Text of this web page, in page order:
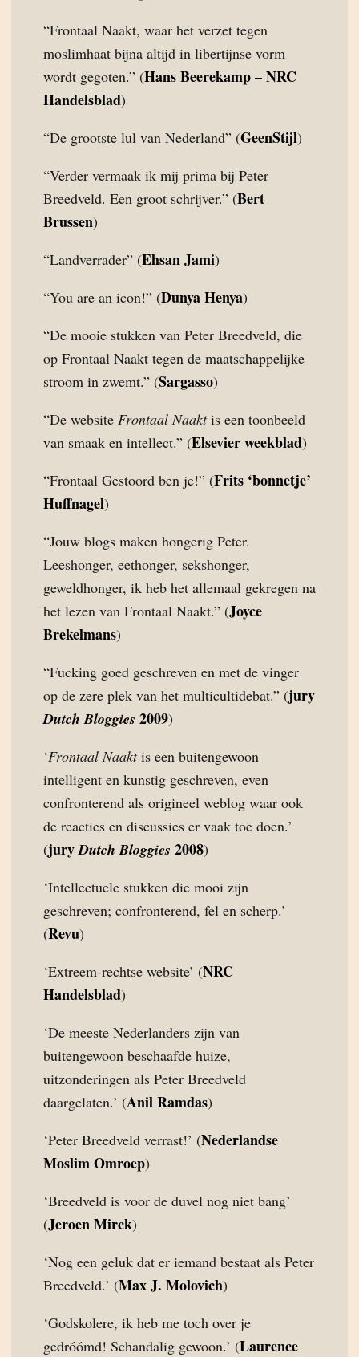
“Frontaal Naakt, waar het verzet tegen
moslimhaat bijna altijd in libertijnse vorm
wordt gegoten.” (Hans Beerekamp – NRC
Handelsblad)
“De grootste lul van Nederland” (GeenStijl)
“Verder vermaak ik mij prima bij Peter
Breedveld. Een groot schrijver.” (Bert
Brussen)
“Landverrader” (Ehsan Jami)
“You are an icon!” (Dunya Henya)
“De mooie stukken van Peter Breedveld, die
op Frontaal Naakt tegen de maatschappelijke
stroom in zwemt.” (Sargasso)
“De website Frontaal Naaktis een toonbeeld
van smaak en intellect.” (Elsevier weekblad)
“Frontaal Gestoord ben je!” (Frits ‘bonnetje’
Huffnagel)
“Jouw blogs maken hongerig Peter.
Leeshonger, eethonger, sekshonger,
geweldhonger, ik heb het allemaal gekregen na
het lezen van Frontaal Naakt.” (Joyce
Brekelmans)
“Fucking goed geschreven en met de vinger
op de zere plek van het multicultidebat.” (jury
Dutch Bloggies 2009)
‘Frontaal Naaktis een buitengewoon
intelligent en kunstig geschreven, even
confronterend als origineel weblog waar ook
de reacties en discussies er vaak toe doen.’
(juryDutch Bloggies 2008)
‘Intellectuele stukken die mooi zijn
geschreven; confronterend, fel en scherp.’
(Revu)
‘Extreem-rechtse website’ (NRC
Handelsblad)
‘De meeste Nederlanders zijn van
buitengewoon beschaafde huize,
uitzonderingen als Peter Breedveld
daargelaten.’ (Anil Ramdas)
‘Peter Breedveld verrast!’ (Nederlandse
Moslim Omroep)
‘Breedveld is voor de duvel nog niet bang’
(Jeroen Mirck)
‘Nog een geluk dat er iemand bestaat als Peter
Breedveld.’ (Max J. Molovich)
‘Godskolere, ik heb me toch over je
gedróómd! Schandalig gewoon.’ (Laurence